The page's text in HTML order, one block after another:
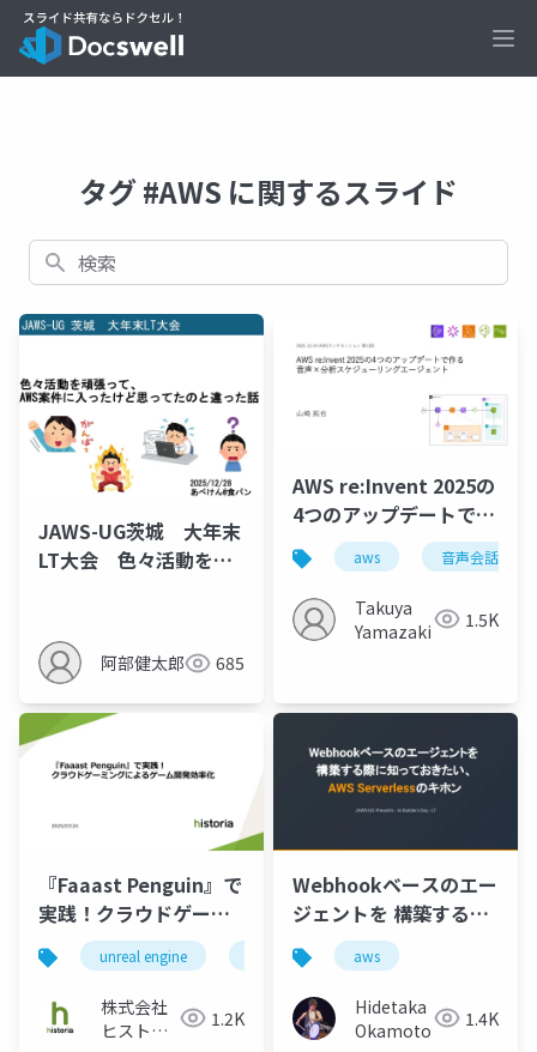
タグ #AWS に関するスライド
検索
JAWS-UG茨城 大年末
LT大会 色々活動を頑
違った話
阿部健太郎 685
AWS re:Invent 2025の
4つのアップデートで作
る 音声×分析スケジュ
ーリングエージェント
aws 音声会話エー
Takuya
Yamazaki
1.5K
『Faaast Penguin』で
実践！クラウドゲーミ
ングによるゲーム開発
効率化
unreal engine aws
株式会社
ヒストリ
1.2K
Webhookベースのエー
ジェントを 構築する際
に知っておきたい、
AWS Serverlessのキホ
ン
aws
Hidetaka
Okamoto
1.4K